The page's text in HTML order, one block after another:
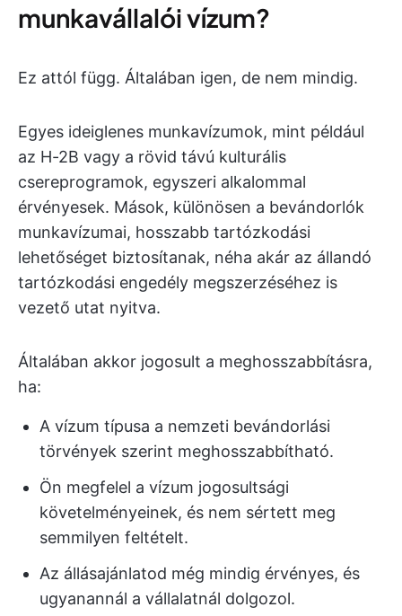
munkavállalói vízum?
Ez attól függ. Általában igen, de nem mindig.
Egyes ideiglenes munkavízumok, mint például
az H-2B vagy a rövid távú kulturális
csereprogramok, egyszeri alkalommal
érvényesek. Mások, különösen a bevándorlók
munkavízumai, hosszabb tartózkodási
lehetőséget biztosítanak, néha akár az állandó
tartózkodási engedély megszerzéséhez is
vezető utat nyitva.
Általában akkor jogosult a meghosszabbításra,
ha:
A vízum típusa a nemzeti bevándorlási
törvények szerint meghosszabbítható.
Ön megfelel a vízum jogosultsági
követelményeinek, és nem sértett meg
semmilyen feltételt.
Az állásajánlatod még mindig érvényes, és
ugyanannál a vállalatnál dolgozol.